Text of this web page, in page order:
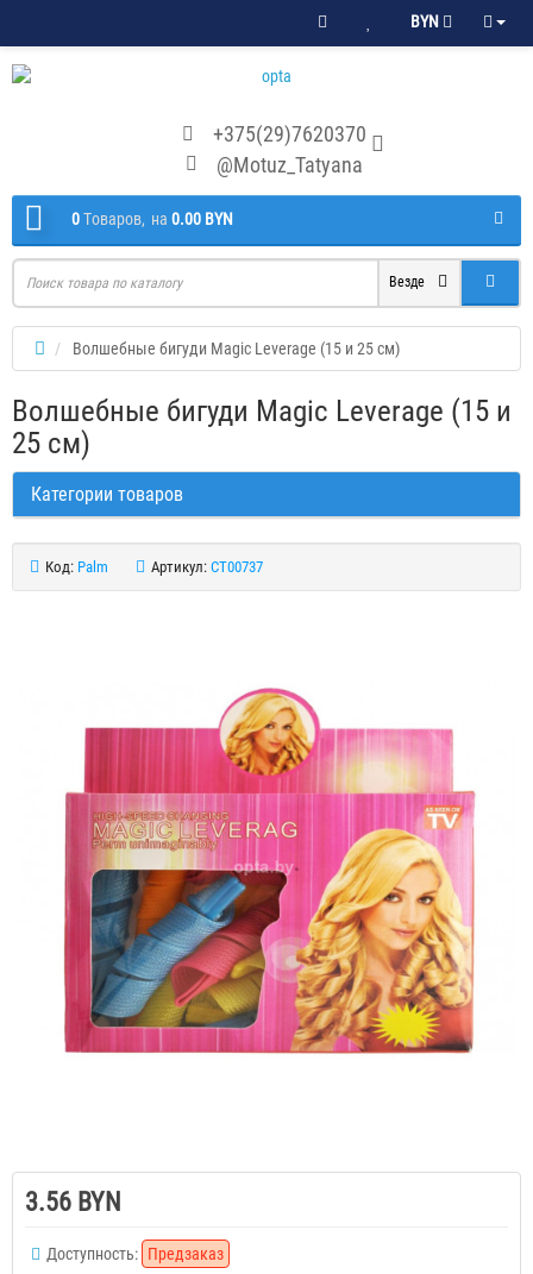
BYN
+375(29)7620370
@Motuz_Tatyana
0Tоваров, на 0.00 BYN
Везде
Волшебные бигуди Magic Leverage (15 и 25 см)
Волшебные бигуди Magic Leverage (15 и
25 см)
Категории товаров
Код: Palm Артикул: CT00737
3.56 BYN
Доступность: Предзаказ